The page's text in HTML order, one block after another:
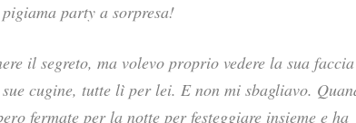
party a sorpresa!
il segreto, ma volevo proprio vedere la sua faccia
cugine, tutte lì per lei. E non mi sbagliavo.
fermate per la notte per festeggiare insieme e ha